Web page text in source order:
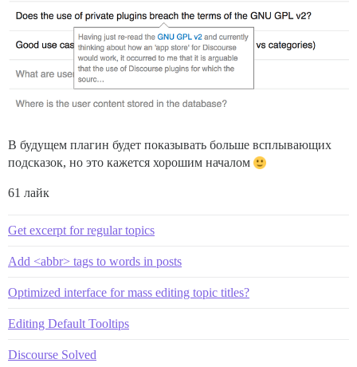
В будущем плагин будет показывать больше всплывающих
подсказок, но это кажется хорошим началом
61 лайк
Get excerpt for regular topics
Add <abbr> tags to words in posts
Optimized interface for mass editing topic titles?
Editing Default Tooltips
Discourse Solved